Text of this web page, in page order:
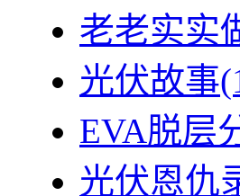
老老实实
光伏故事
EVA脱层
光伏恩仇